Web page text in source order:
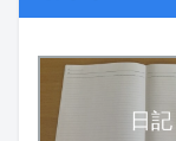
日記